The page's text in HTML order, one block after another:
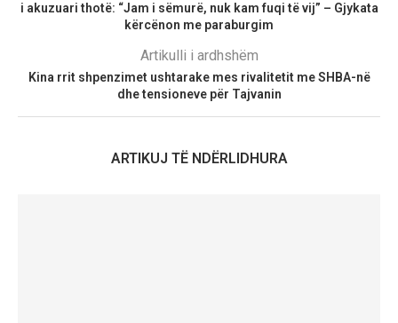
i akuzuari thotë: “Jam i sëmurë, nuk kam fuqi të vij” – Gjykata
kërcënon me paraburgim
Artikulli i ardhshëm
Kina rrit shpenzimet ushtarake mes rivalitetit me SHBA-në
dhe tensioneve për Tajvanin
ARTIKUJ TË NDËRLIDHURA